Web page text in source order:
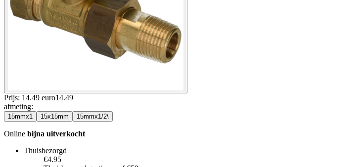
Prijs: 14.49 euro14.49
afmeting:
15mmx1 15x15mm 15mmx1/2\
Online bijna uitverkocht
Thuisbezorgd
€4.95